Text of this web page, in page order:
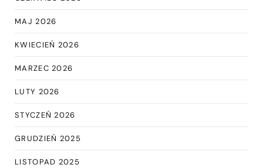
MAJ 2026
KWIECIEŃ 2026
MARZEC 2026
LUTY 2026
STYCZEŃ 2026
GRUDZIEŃ 2025
LISTOPAD 2025